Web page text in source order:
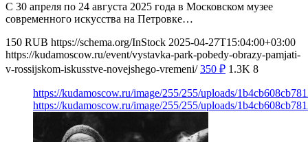
С 30 апреля по 24 августа 2025 года в Московском музее
современного искусства на Петровке…
150 RUB https://schema.org/InStock 2025-04-27T15:04:00+03:00
https://kudamoscow.ru/event/vystavka-park-pobedy-obrazy-pamjati-
v-rossijskom-iskusstve-novejshego-vremeni/ 350 ₽ 1.3K 8
https://kudamoscow.ru/image/255/255/uploads/
https://kudamoscow.ru/image/255/255/uploads/